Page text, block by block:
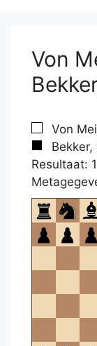
Von
Von
Resultaat: